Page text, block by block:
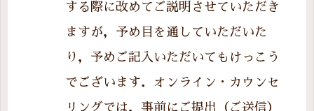
する際に改めてご説明させていただき
ますが，予め目を通していただいた
り，予めご記入いただいてもけっこう
でございます．オンライン・カウンセ
リングでは，事前にご提出（ご送信）